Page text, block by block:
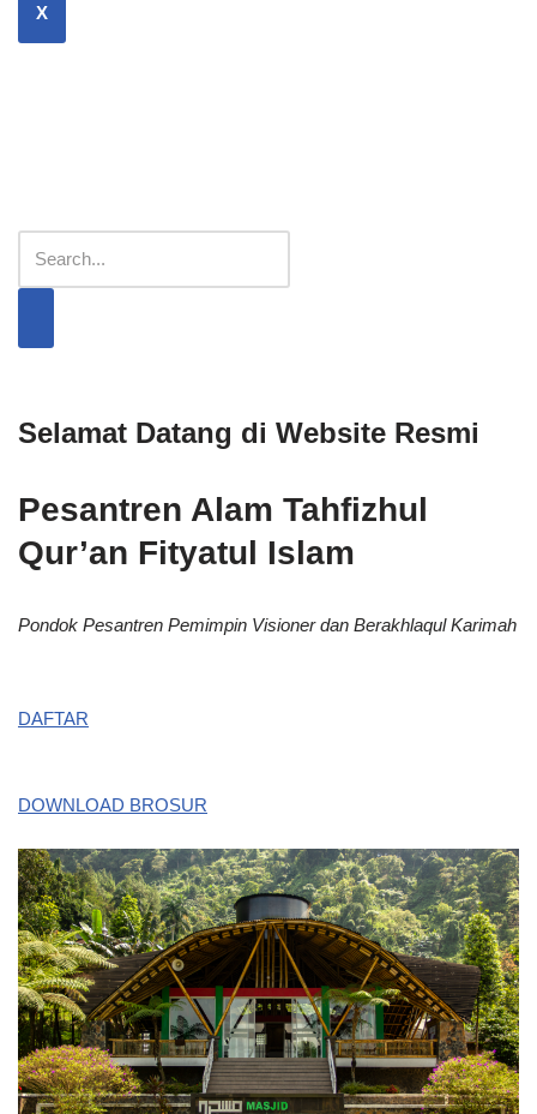
X
Selamat Datang di Website Resmi
Pesantren Alam Tahfizhul
Qur’an Fityatul Islam
Pondok Pesantren Pemimpin Visioner dan Berakhlaqul Karimah
DAFTAR
DOWNLOAD BROSUR